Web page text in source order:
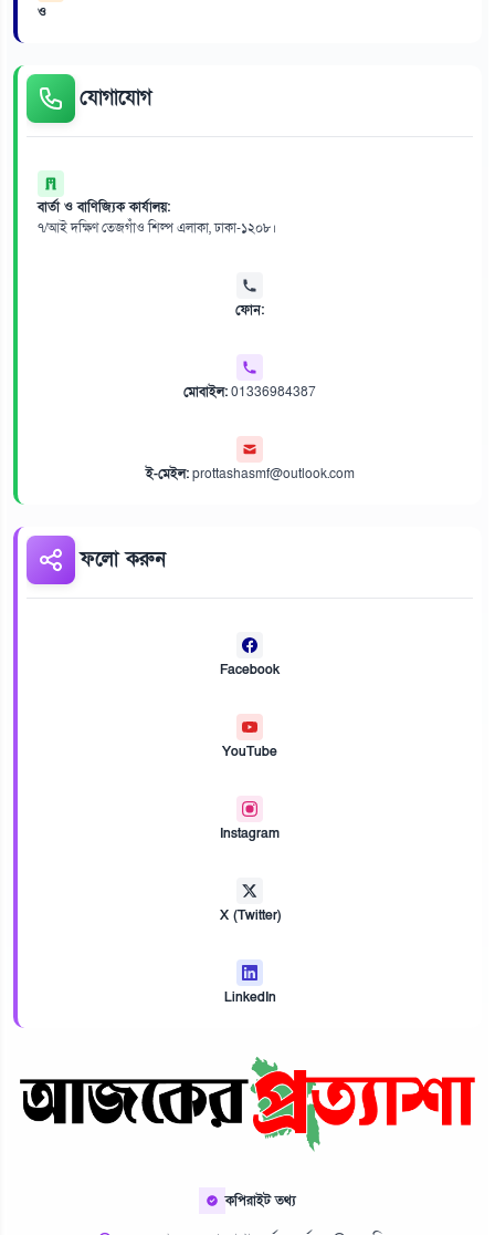
ও
যোগাযোগ
বার্তা ও বাণিজ্যিক কার্যালয়:
৭/আই দক্ষিণ তেজগাঁও শিল্প এলাকা, ঢাকা-১২০৮।
ফোন:
মোবাইল:01336984387
ই-মেইল:prottashasmf@outlook.com
ফলো করুন
Facebook
YouTube
Instagram
X (Twitter)
LinkedIn
কপিরাইট তথ্য